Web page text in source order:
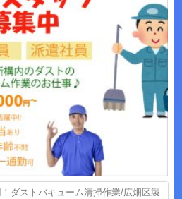
ダストバキューム清掃作業/広畑区製